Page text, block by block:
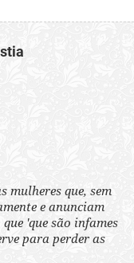
mulheres que, sem
e anunciam
'que são infames
para perder as